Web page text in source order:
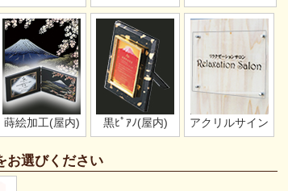
蒔絵加工(屋内) 黒ﾋﾟｱﾉ(屋内) アクリルサイン
お選びください